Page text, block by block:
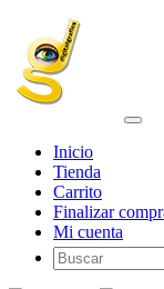
Inicio
Tienda
Carrito
Finalizar
Mi cuenta